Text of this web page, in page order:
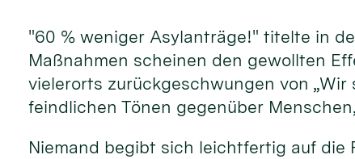
"60 % weniger Asylanträge!" titelte in
Maßnahmen scheinen den gewollten
vielerorts zurückgeschwungen von
feindlichen Tönen gegenüber
Niemand begibt sich leichtfertig auf die